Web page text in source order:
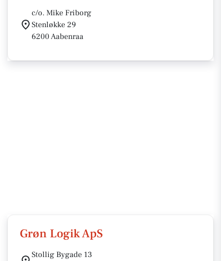
c/o. Mike Friborg
Stenløkke 29
6200 Aabenraa
Grøn Logik ApS
Stollig Bygade 13